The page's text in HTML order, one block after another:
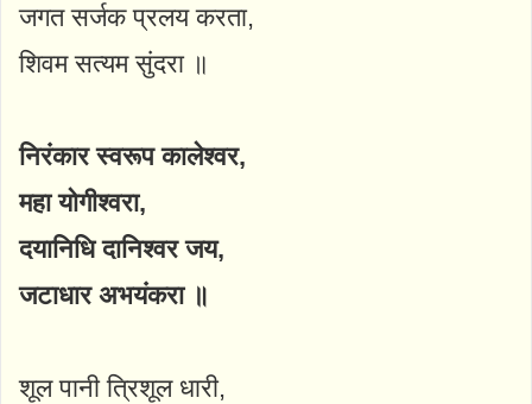
जगत सर्जक प्रलय करता,
शिवम सत्यम सुंदरा ॥
निरंकार स्वरूप कालेश्वर,
महा योगीश्वरा,
दयानिधि दानिश्वर जय,
जटाधार अभयंकरा ॥
शूल पानी त्रिशूल धारी,